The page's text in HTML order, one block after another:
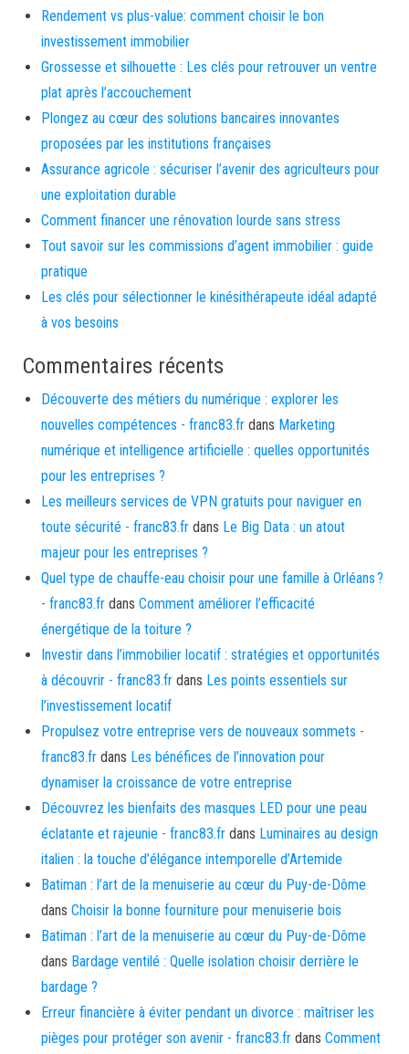
Rendement vs plus-value: comment choisir le bon
investissement immobilier
Grossesse et silhouette : Les clés pour retrouver un ventre
plat après l’accouchement
Plongez au cœur des solutions bancaires innovantes
proposées par les institutions françaises
Assurance agricole : sécuriser l’avenir des agriculteurs pour
une exploitation durable
Comment financer une rénovation lourde sans stress
Tout savoir sur les commissions d’agent immobilier : guide
pratique
Les clés pour sélectionner le kinésithérapeute idéal adapté
à vos besoins
Commentaires récents
Découverte des métiers du numérique : explorer les
nouvelles compétences - franc83.fr dans Marketing
numérique et intelligence artificielle : quelles opportunités
pour les entreprises ?
Les meilleurs services de VPN gratuits pour naviguer en
toute sécurité - franc83.fr dans Le Big Data : un atout
majeur pour les entreprises ?
Quel type de chauffe-eau choisir pour une famille à Orléans ?
- franc83.fr dans Comment améliorer l’efficacité
énergétique de la toiture ?
Investir dans l’immobilier locatif : stratégies et opportunités
à découvrir - franc83.fr dans Les points essentiels sur
l’investissement locatif
Propulsez votre entreprise vers de nouveaux sommets -
franc83.fr dans Les bénéfices de l’innovation pour
dynamiser la croissance de votre entreprise
Découvrez les bienfaits des masques LED pour une peau
éclatante et rajeunie - franc83.fr dans Luminaires au design
italien : la touche d’élégance intemporelle d’Artemide
Batiman : l’art de la menuiserie au cœur du Puy-de-Dôme
dans Choisir la bonne fourniture pour menuiserie bois
Batiman : l’art de la menuiserie au cœur du Puy-de-Dôme
dans Bardage ventilé : Quelle isolation choisir derrière le
bardage ?
Erreur financière à éviter pendant un divorce : maîtriser les
pièges pour protéger son avenir - franc83.fr dans Comment